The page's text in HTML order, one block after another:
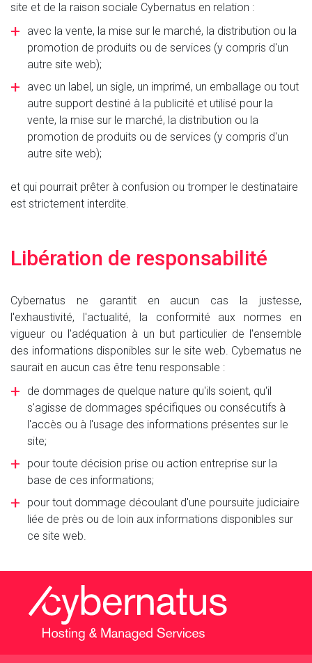
site et de la raison sociale Cybernatus en relation :
avec la vente, la mise sur le marché, la distribution ou la
promotion de produits ou de services (y compris d'un
autre site web);
avec un label, un sigle, un imprimé, un emballage ou tout
autre support destiné à la publicité et utilisé pour la
vente, la mise sur le marché, la distribution ou la
promotion de produits ou de services (y compris d'un
autre site web);
et qui pourrait prêter à confusion ou tromper le destinataire
est strictement interdite.
Libération de responsabilité
Cybernatus ne garantit en aucun cas la justesse,
l'exhaustivité, l'actualité, la conformité aux normes en
vigueur ou l'adéquation à un but particulier de l'ensemble
des informations disponibles sur le site web. Cybernatus ne
saurait en aucun cas être tenu responsable :
de dommages de quelque nature qu'ils soient, qu'il
s'agisse de dommages spécifiques ou consécutifs à
l'accès ou à l'usage des informations présentes sur le
site;
pour toute décision prise ou action entreprise sur la
base de ces informations;
pour tout dommage découlant d'une poursuite judiciaire
liée de près ou de loin aux informations disponibles sur
ce site web.